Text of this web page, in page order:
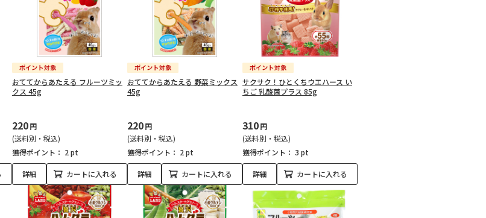
おててからあたえる フルーツミッ
クス 45g
220円
(送料別・税込)
獲得ポイント： 2 pt
詳細 カートに入れる
おててからあたえる 野菜ミックス
45g
220円
(送料別・税込)
獲得ポイント： 2 pt
詳細 カートに入れる
サクサク！ひとくちウエハース い
ちご 乳酸菌プラス 85g
310円
(送料別・税込)
獲得ポイント： 3 pt
詳細 カートに入れる